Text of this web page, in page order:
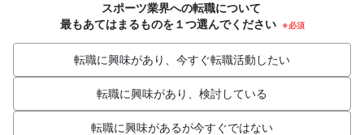
スポーツ業界への転職について
最もあてはまるものを１つ選んでください ※必須
転職に興味があり、今すぐ転職活動したい
転職に興味があり、検討している
転職に興味があるが今すぐではない